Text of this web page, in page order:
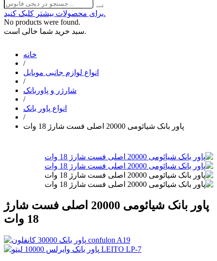
برای محصولات بیشتر کلیک کنید.
No products were found.
سبد خرید شما خالی است.
خانه
/
انواع لوازم جانبی موبایل
/
شارژر و پاوربانک
/
انواع پاور بانک
/
پاور بانک شیائومی 20000 اصلی فست شارژ 18 وات
پاور بانک شیائومی 20000 اصلی فست شارژ
18 وات